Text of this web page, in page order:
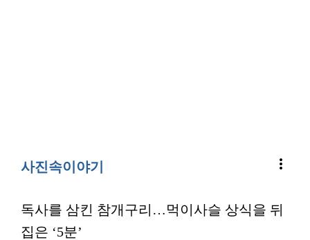
사진속이야기 more_vert
독사를 삼킨 참개구리…먹이사슬 상식을 뒤
집은 ‘5분’